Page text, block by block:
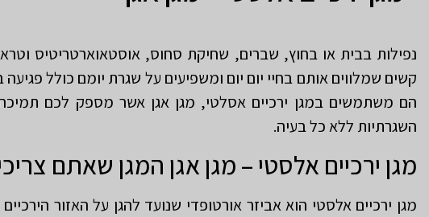
נפילות בבית או בחוץ, שברים, שחיקת סחוס, אוסטאוארטריטיס
קשים שמלווים אותם בחיי יום יום ומשפיעים על שגרת יומם כולל
הם משתמשים במגן ירכיים אסלטי, מגן אגן אשר מספק לכם
השגרתיות ללא כל בעיה.
מגן ירכיים אלסטי – מגן אגן המגן שאתם
מגן ירכיים אלסטי הוא אביזר אורטופדי שנועד להגן על האזור